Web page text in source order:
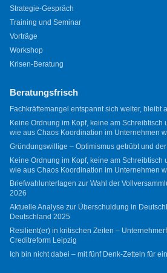
Strategie-Gespräch
Training und Seminar
Vorträge
Workshop
Krisen-Beratung
Beratungsfrisch
Fachkräftemangel entspannt sich weiter, bleibt
Keine Ordnung im Kopf, keine am Schreibtisch
wie aus Chaos Koordination im Unternehmen
Gründungswillige – Optimismus getrübt und
Keine Ordnung im Kopf, keine am Schreibtisch
wie aus Chaos Koordination im Unternehmen
Briefwahlunterlagen zur Wahl der
2026
Aktuelle Analyse zur Überschuldung in
Deutschland 2025
Resilient(er) in kritischen Zeiten –
Creditreform Leipzig
Ich bin nicht dabei – mit fünf Denk-Zetteln für